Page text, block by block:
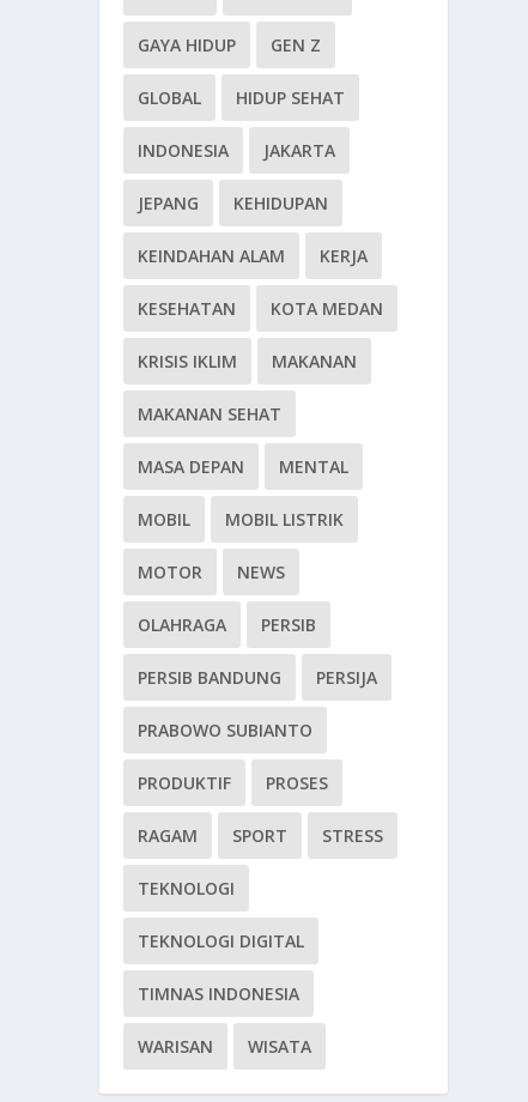
GAYA HIDUP GEN Z
GLOBAL HIDUP SEHAT
INDONESIA JAKARTA
JEPANG KEHIDUPAN
KEINDAHAN ALAM KERJA
KESEHATAN KOTA MEDAN
KRISIS IKLIM MAKANAN
MAKANAN SEHAT
MASA DEPAN MENTAL
MOBIL MOBIL LISTRIK
MOTOR NEWS
OLAHRAGA PERSIB
PERSIB BANDUNG PERSIJA
PRABOWO SUBIANTO
PRODUKTIF PROSES
RAGAM SPORT STRESS
TEKNOLOGI
TEKNOLOGI DIGITAL
TIMNAS INDONESIA
WARISAN WISATA